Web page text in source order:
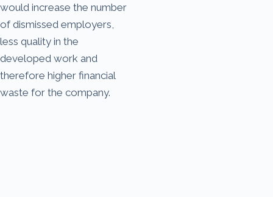
would increase the number
of dismissed employers,
less quality in the
developed work and
therefore higher financial
waste for the company.